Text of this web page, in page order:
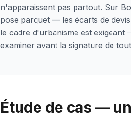
n'apparaissent pas partout. Sur
pose parquet — les écarts de
le cadre d'urbanisme est
examiner avant la signature de
Étude de cas —